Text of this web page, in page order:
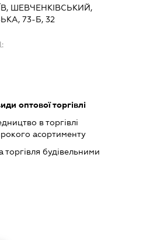
ШЕВЧЕНКІВСЬКИЙ,
73-Б, 32
оптової торгівлі
в торгівлі
асортименту
торгівля будівельними